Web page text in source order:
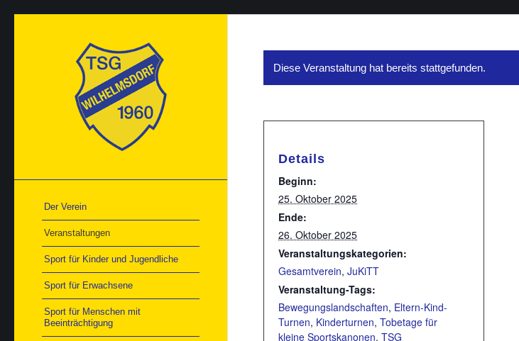
Der Verein
Veranstaltungen
Sport für Kinder und Jugendliche
Sport für Erwachsene
Sport für Menschen mit
Beeinträchtigung
Diese Veranstaltung hat bereits stattgefunden.
Details
Beginn:
25. Oktober 2025
Ende:
26. Oktober 2025
Veranstaltungskategorien:
Gesamtverein, JuKiTT
Veranstaltung-Tags:
Bewegungslandschaften, Eltern-Kind-
Turnen, Kinderturnen, Tobetage für
kleine Sportskanonen, TSG